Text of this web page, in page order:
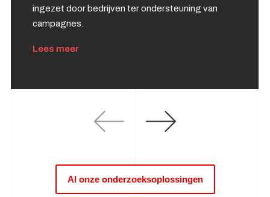
ingezet door bedrijven ter ondersteuning van
campagnes.
Lees meer
Al onze onderzoeksoplossingen